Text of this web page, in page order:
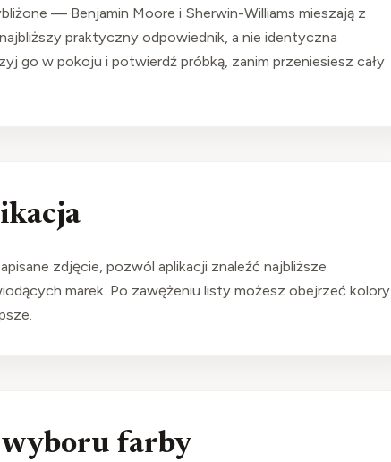
— Benjamin Moore i Sherwin-Williams mieszają z
praktyczny odpowiednik, a nie identyczna
go w pokoju i potwierdź próbką, zanim przeniesiesz cały
zdjęcie, pozwól aplikacji znaleźć najbliższe
marek. Po zawężeniu listy możesz obejrzeć kolory
wyboru farby